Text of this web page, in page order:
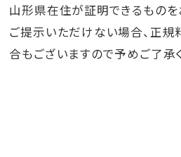
山形県在住が証明できるものを
ご提示いただけない場合、正規
合もございますので予めご了承